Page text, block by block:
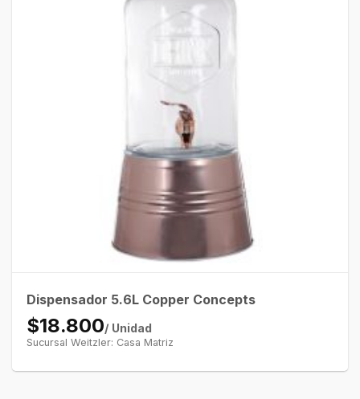
Dispensador 5.6L Copper Concepts
$18.800/ Unidad
Sucursal Weitzler: Casa Matriz